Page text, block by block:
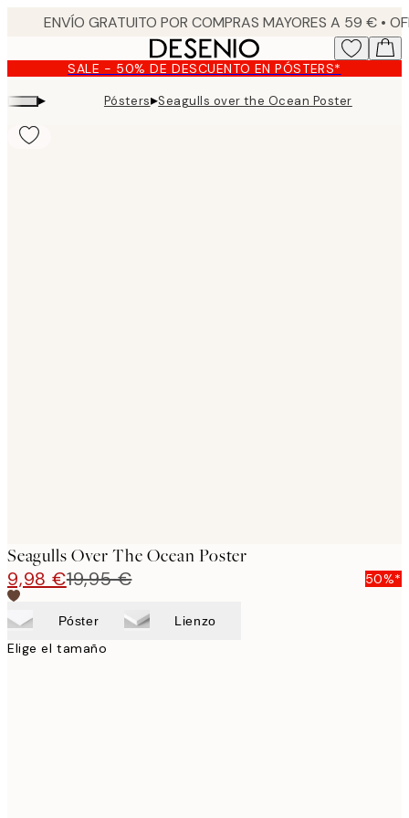
content.SALE - 50% DE DESCUENTO EN PÓSTERS*
▸ Pósters▸Seagulls over the Ocean Poster
Seagulls Over The Ocean Poster
9,98 €19,95 € 50%*
Póster Lienzo
Elige el tamaño